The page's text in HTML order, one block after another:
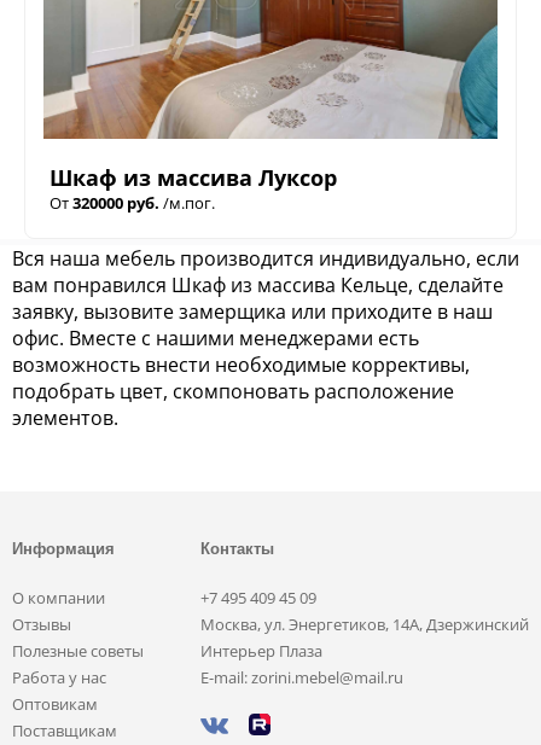
Шкаф из массива Луксор
От320000 руб. /м.пог.
Вся наша мебель производится индивидуально, если
вам понравился Шкаф из массива Кельце, сделайте
заявку, вызовите замерщика или приходите в наш
офис. Вместе с нашими менеджерами есть
возможность внести необходимые коррективы,
подобрать цвет, скомпоновать расположение
элементов.
Информация
О компании
Отзывы
Полезные советы
Работа у нас
Оптовикам
Поставщикам
Контакты
+7 495 409 45 09
Москва, ул. Энергетиков, 14А, Дзержинский
Интерьер Плаза
E-mail: zorini.mebel@mail.ru